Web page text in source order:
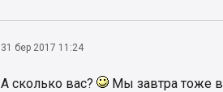
31 бер 2017 11:24
А сколько вас?
Мы завтра тоже